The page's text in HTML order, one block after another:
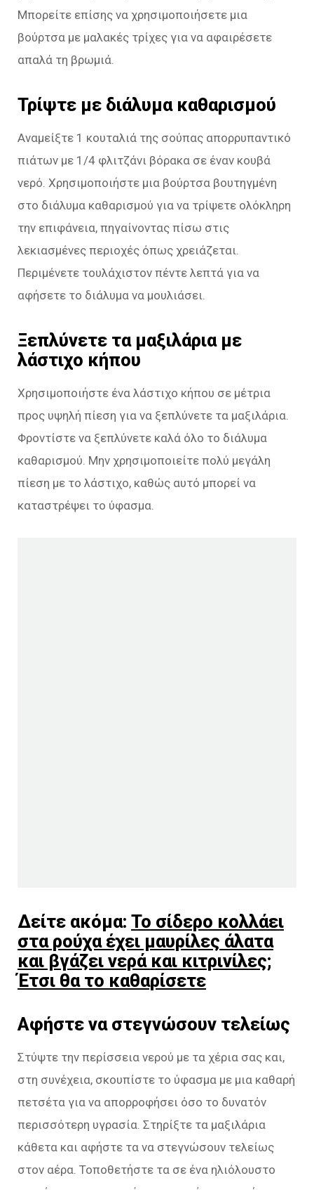
Μπορείτε επίσης να χρησιμοποιήσετε μια
βούρτσα με μαλακές τρίχες για να αφαιρέσετε
απαλά τη βρωμιά.
Τρίψτε με διάλυμα καθαρισμού
Αναμείξτε 1 κουταλιά της σούπας απορρυπαντικό
πιάτων με 1/4 φλιτζάνι βόρακα σε έναν κουβά
νερό. Χρησιμοποιήστε μια βούρτσα βουτηγμένη
στο διάλυμα καθαρισμού για να τρίψετε ολόκληρη
την επιφάνεια, πηγαίνοντας πίσω στις
λεκιασμένες περιοχές όπως χρειάζεται.
Περιμένετε τουλάχιστον πέντε λεπτά για να
αφήσετε το διάλυμα να μουλιάσει.
Ξεπλύνετε τα μαξιλάρια με
λάστιχο κήπου
Χρησιμοποιήστε ένα λάστιχο κήπου σε μέτρια
προς υψηλή πίεση για να ξεπλύνετε τα μαξιλάρια.
Φροντίστε να ξεπλύνετε καλά όλο το διάλυμα
καθαρισμού. Μην χρησιμοποιείτε πολύ μεγάλη
πίεση με το λάστιχο, καθώς αυτό μπορεί να
καταστρέψει το ύφασμα.
Δείτε ακόμα: Το σίδερο κολλάει
στα ρούχα έχει μαυρίλες άλατα
και βγάζει νερά και κιτρινίλες;
Έτσι θα το καθαρίσετε
Αφήστε να στεγνώσουν τελείως
Στύψτε την περίσσεια νερού με τα χέρια σας και,
στη συνέχεια, σκουπίστε το ύφασμα με μια καθαρή
πετσέτα για να απορροφήσει όσο το δυνατόν
περισσότερη υγρασία. Στηρίξτε τα μαξιλάρια
κάθετα και αφήστε τα να στεγνώσουν τελείως
στον αέρα. Τοποθετήστε τα σε ένα ηλιόλουστο